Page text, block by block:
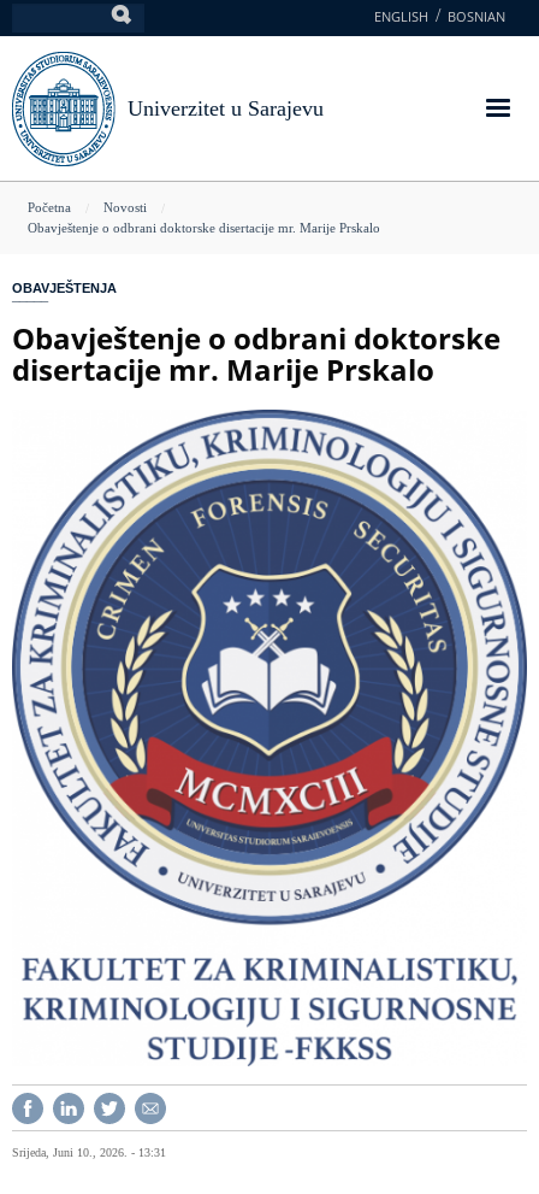
na
glavni
sadržaj
ENGLISH BOSNIAN
Univerzitet u Sarajevu
You
here
Početna
Novosti
Obavještenje o odbrani doktorske disertacije mr. Marije Prskalo
OBAVJEŠTENJA
Obavještenje o odbrani doktorske
disertacije mr. Marije Prskalo
Srijeda, Juni 10., 2026. - 13:31